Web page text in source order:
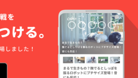
ちろん
味や品
質は保
証いた
します
が、原
材料や
表記に
ついて